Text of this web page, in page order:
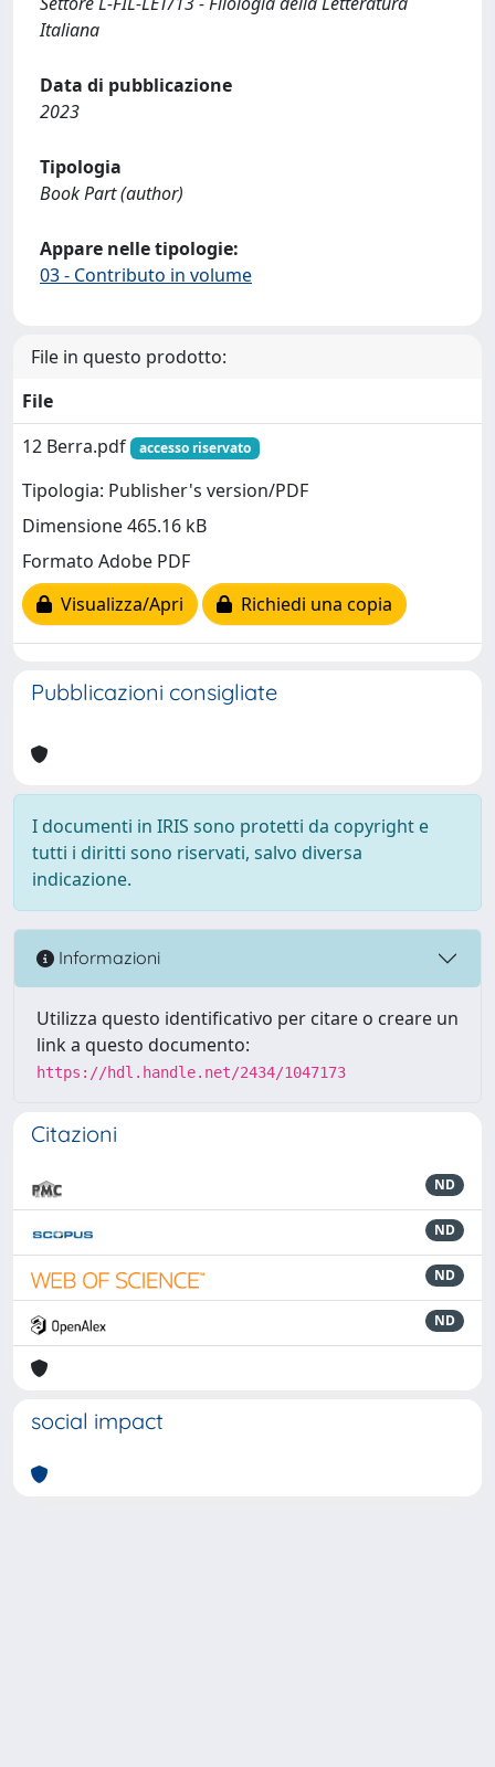
Italiana
Data di pubblicazione
2023
Tipologia
Book Part (author)
Appare nelle tipologie:
03 - Contributo in volume
File in questo prodotto:
File
12 Berra.pdf
accesso riservato
Tipologia: Publisher's version/PDF
Dimensione 465.16 kB
Formato Adobe PDF
Visualizza/Apri
Richiedi una copia
Pubblicazioni consigliate
I documenti in IRIS sono protetti da copyright e
tutti i diritti sono riservati, salvo diversa
indicazione.
Informazioni
Utilizza questo identificativo per citare o creare un
link a questo documento:
https://hdl.handle.net/2434/1047173
Citazioni
ND
ND
ND
ND
social impact